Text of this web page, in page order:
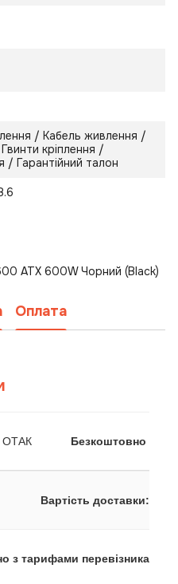
/ Кабель живлення /
кріплення /
/ Гарантійний талон
ATX 600W Чорний (Black)
Оплата
ОТАК Безкоштовно
Вартість доставки:
з тарифами перевізника